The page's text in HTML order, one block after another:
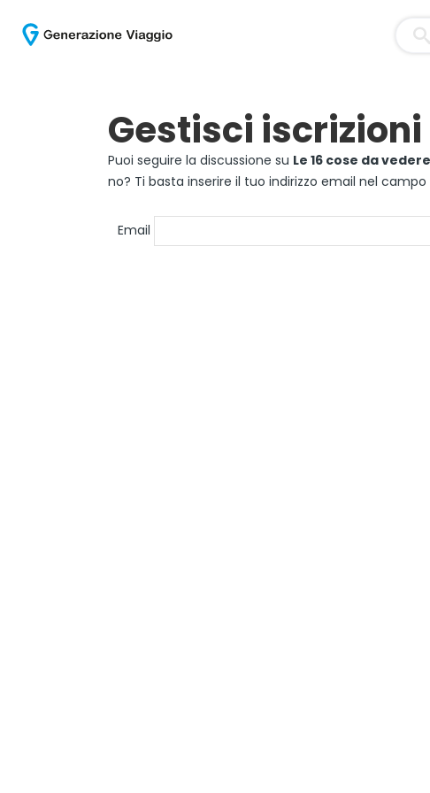
Gestisci iscrizioni
Puoi seguire la discussione su Le 16 cose da
no? Ti basta inserire il tuo indirizzo email nel
Email